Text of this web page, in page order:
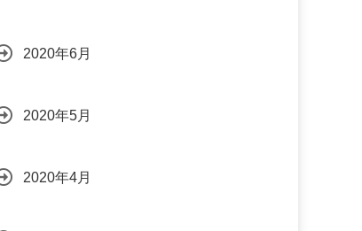
2020年6月
2020年5月
2020年4月